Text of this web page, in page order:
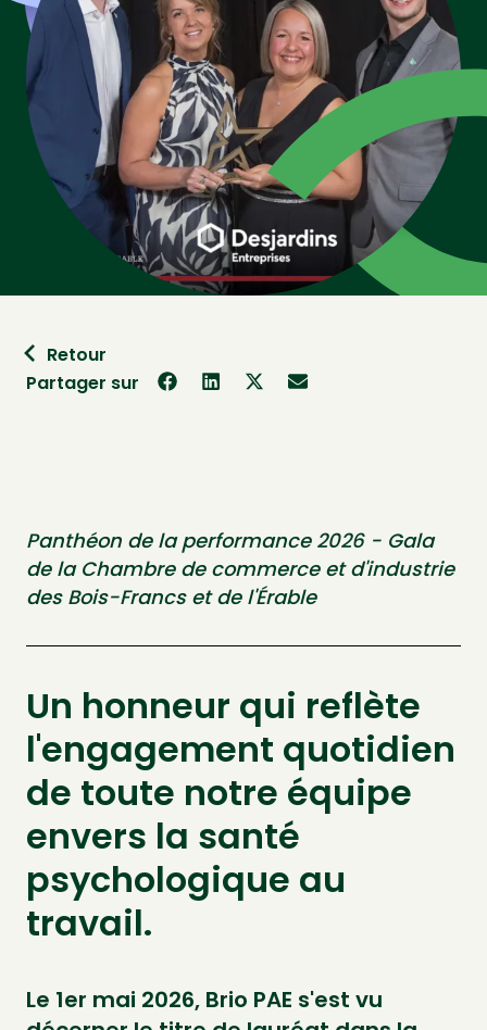
Retour
Partager sur
Panthéon de la performance 2026 - Gala
de la Chambre de commerce et d'industrie
des Bois-Francs et de l'Érable
Un honneur qui reflète
l'engagement quotidien
de toute notre équipe
envers la santé
psychologique au
travail.
Le 1er mai 2026, Brio PAE s'est vu